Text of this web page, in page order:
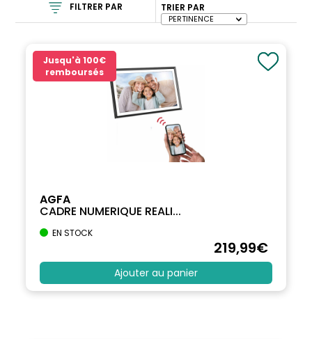
FILTRER PAR TRIER PAR
Jusqu'à 100€
remboursés
AGFA
CADRE NUMERIQUE REALI...
EN STOCK
219,99€
Ajouter au panier